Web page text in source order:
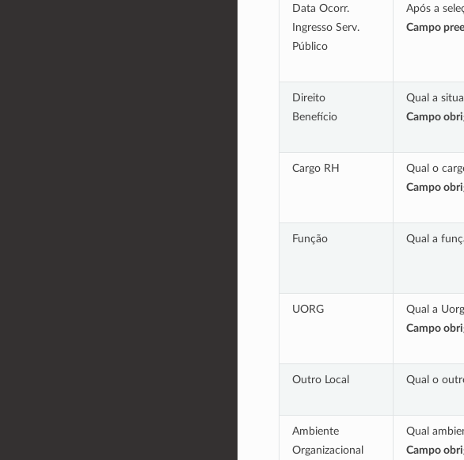
Data Ocorr.
Ingresso Serv.
Público
Após a
Campo
Direito
Benefício
Qual a
Campo
Cargo RH
Qual o
Campo
Função Qual a
UORG
Qual a
Campo
Outro Local Qual o
Ambiente
Organizacional
Qual
Campo